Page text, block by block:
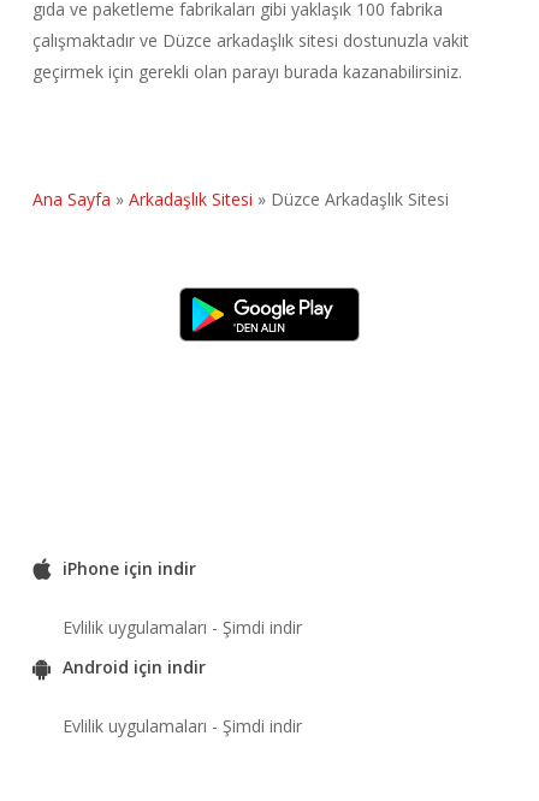
gıda ve paketleme fabrikaları gibi yaklaşık 100 fabrika
çalışmaktadır ve Düzce arkadaşlık sitesi dostunuzla vakit
geçirmek için gerekli olan parayı burada kazanabilirsiniz.
Ana Sayfa » Arkadaşlık Sitesi » Düzce Arkadaşlık Sitesi
iPhone için indir
Evlilik uygulamaları - Şimdi indir
Android için indir
Evlilik uygulamaları - Şimdi indir